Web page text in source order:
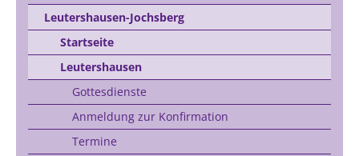
Leutershausen-Jochsberg
Startseite
Leutershausen
Gottesdienste
Anmeldung zur Konfirmation
Termine